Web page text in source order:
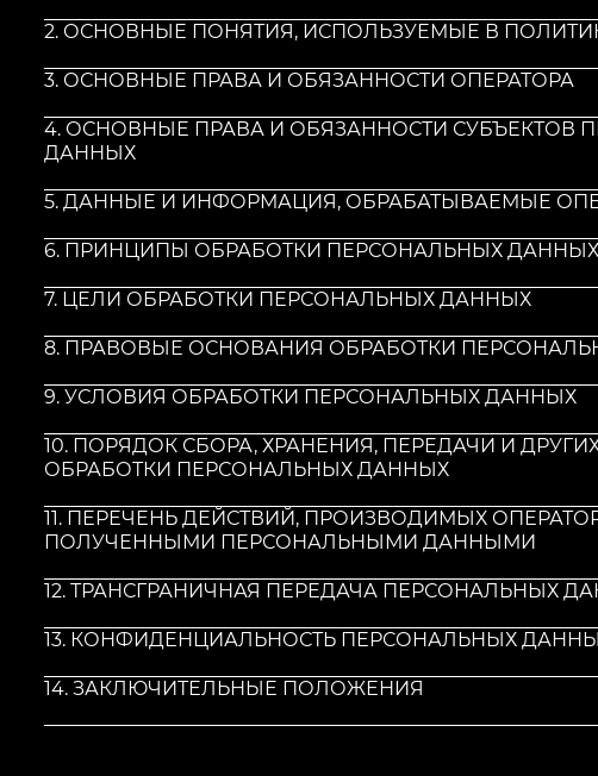
2. ОСНОВНЫЕ ПОНЯТИЯ, ИСПОЛЬЗУЕМЫЕ В
3. ОСНОВНЫЕ ПРАВА И ОБЯЗАННОСТИ ОПЕРАТОРА
4. ОСНОВНЫЕ ПРАВА И ОБЯЗАННОСТИ СУБЪЕКТОВ
ДАННЫХ
5. ДАННЫЕ И ИНФОРМАЦИЯ, ОБРАБАТЫВАЕМЫЕ
6. ПРИНЦИПЫ ОБРАБОТКИ ПЕРСОНАЛЬНЫХ ДАННЫХ
7. ЦЕЛИ ОБРАБОТКИ ПЕРСОНАЛЬНЫХ ДАННЫХ
8. ПРАВОВЫЕ ОСНОВАНИЯ ОБРАБОТКИ
9. УСЛОВИЯ ОБРАБОТКИ ПЕРСОНАЛЬНЫХ ДАННЫХ
10. ПОРЯДОК СБОРА, ХРАНЕНИЯ, ПЕРЕДАЧИ И
ОБРАБОТКИ ПЕРСОНАЛЬНЫХ ДАННЫХ
11. ПЕРЕЧЕНЬ ДЕЙСТВИЙ, ПРОИЗВОДИМЫХ
ПОЛУЧЕННЫМИ ПЕРСОНАЛЬНЫМИ ДАННЫМИ
12. ТРАНСГРАНИЧНАЯ ПЕРЕДАЧА ПЕРСОНАЛЬНЫХ
13. КОНФИДЕНЦИАЛЬНОСТЬ ПЕРСОНАЛЬНЫХ
14. ЗАКЛЮЧИТЕЛЬНЫЕ ПОЛОЖЕНИЯ